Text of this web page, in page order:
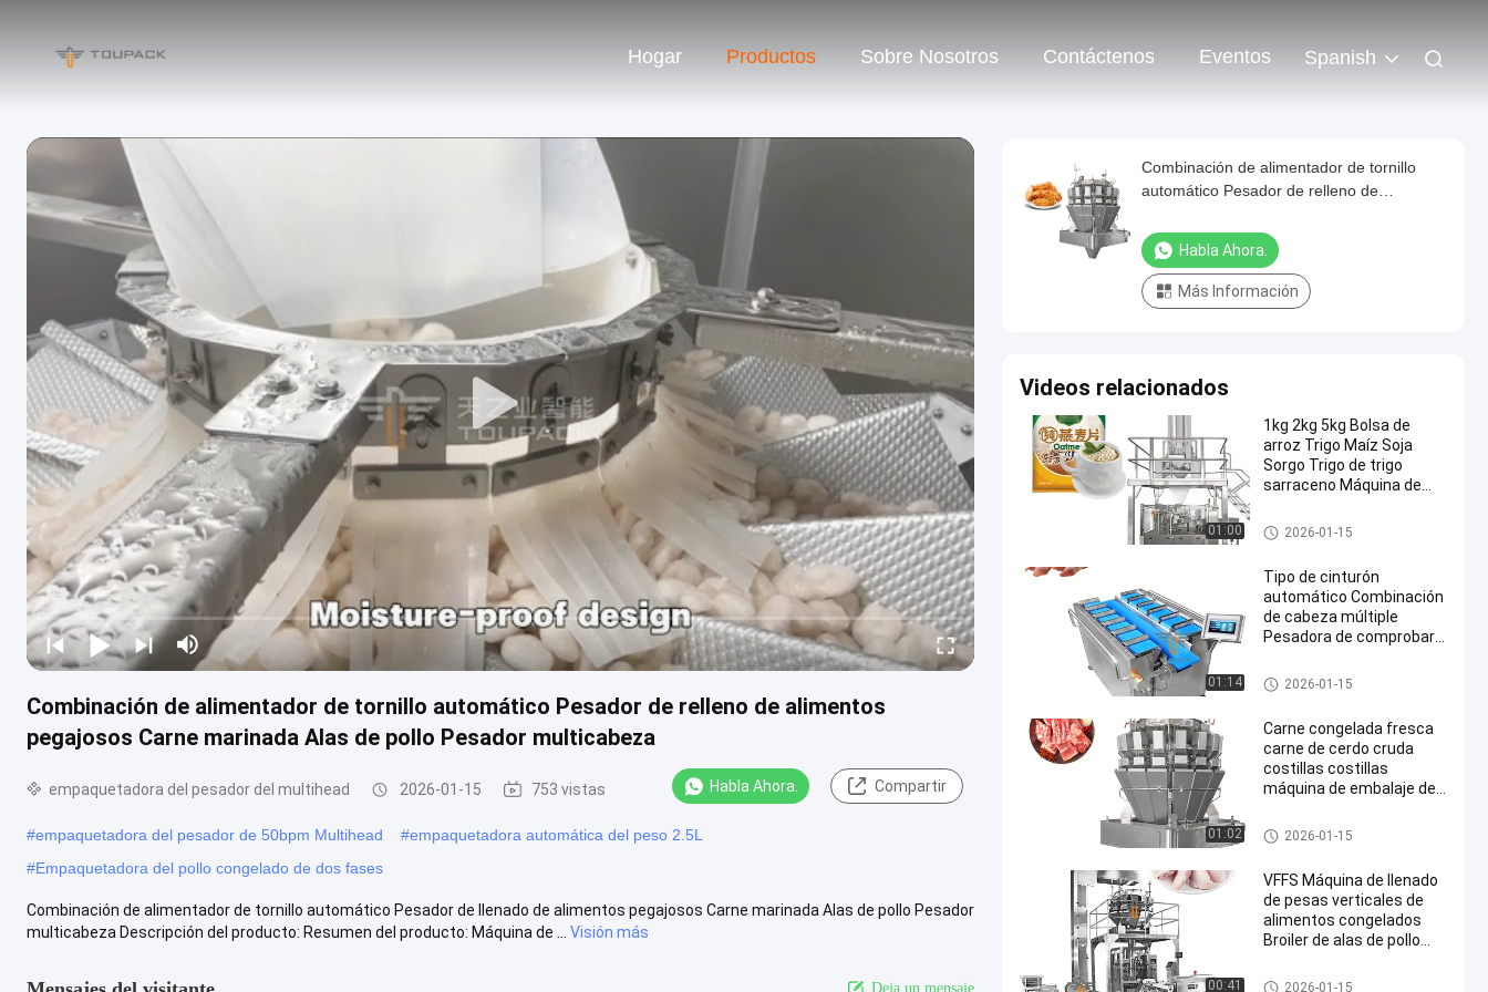
Hogar Productos Sobre Nosotros Contáctenos Eventos Spanish
Combinación de alimentador de tornillo automático Pesador de relleno de alimentos
pegajosos Carne marinada Alas de pollo Pesador multicabeza
empaquetadora del pesador del multihead 2026-01-15 753 vistas Habla Ahora. Compartir
#empaquetadora del pesador de 50bpm Multihead #empaquetadora automática del peso 2.5L
#Empaquetadora del pollo congelado de dos fases
Combinación de alimentador de tornillo automático Pesador de llenado de alimentos pegajosos Carne marinada Alas de pollo Pesador
multicabeza Descripción del producto: Resumen del producto: Máquina de ...
Visión más
Deja un mensaje
Combinación de alimentador de tornillo
automático Pesador de relleno de
de pollo Pesador multicabeza
Habla Ahora.
Más Información
Videos relacionados
01:00
1kg 2kg 5kg Bolsa de
arroz Trigo Maíz Soja
Sorgo Trigo de trigo
sarraceno Máquina de
multicabeza
Pesadora multicabezal
2026-01-15
01:14
Tipo de cinturón
automático Combinación
de cabeza múltiple
Pesadora de comprobar
de cerdo
empaquetadora del pesador d
el multihead
2026-01-15
01:02
Carne congelada fresca
carne de cerdo cruda
costillas costillas
máquina de embalaje de
alimentación de tornillo
empaquetadora del pesador d
el multihead
2026-01-15
00:41
VFFS Máquina de llenado
de pesas verticales de
alimentos congelados
Broiler de alas de pollo
embalaje
Máquina del envasado de ali
2026-01-15